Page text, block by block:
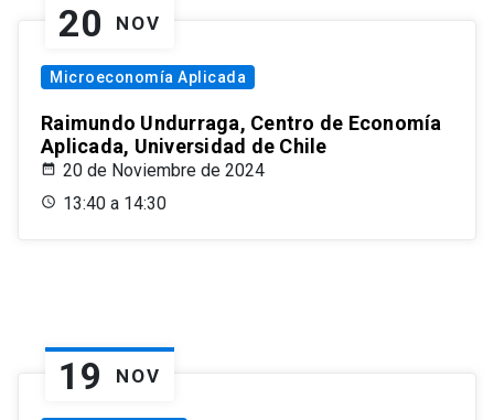
20 NOV
Microeconomía Aplicada
Raimundo Undurraga, Centro de Economía
Aplicada, Universidad de Chile
20 de Noviembre de 2024
13:40 a 14:30
19 NOV